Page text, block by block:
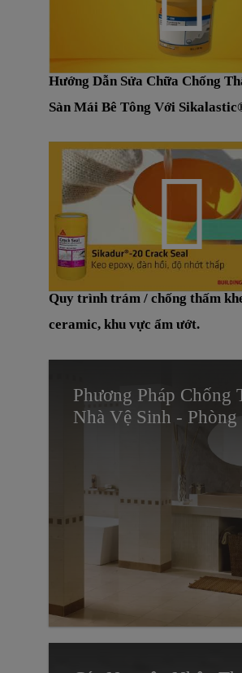
Hướng Dẫn Sửa Chữa Chống
Sàn Mái Bê Tông Với
Quy trình trám / chống thấm
ceramic, khu vực ẩm ướt.
Phương Pháp Chống
Nhà Vệ Sinh - Phòng